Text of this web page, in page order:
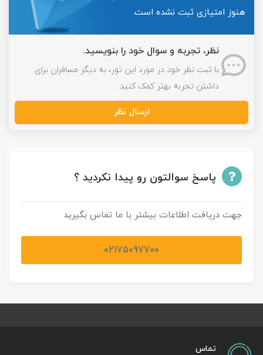
هنوز امتیازی ثبت نشده است.
نظر، تجربه و سوال خود را بنویسید.
با ثبت نظر خود در مورد این تور، به دیگر مسافران برای
داشتن تجربه بهتر کمک کنید.
ارسال نظر
پاسخ سوالتون رو پیدا نکردید ؟
جهت دریافت اطلاعات بیشتر با ما تماس بگیرید
02175097700
تماس